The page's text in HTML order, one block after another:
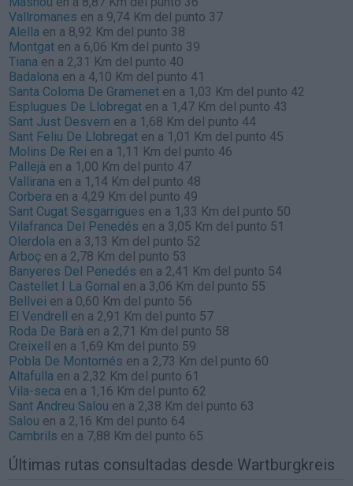
Vallromanes en a 9,74 Km del punto 37
Alella en a 8,92 Km del punto 38
Montgat en a 6,06 Km del punto 39
Tiana en a 2,31 Km del punto 40
Badalona en a 4,10 Km del punto 41
Santa Coloma De Gramenet en a 1,03 Km del punto 42
Esplugues De Llobregat en a 1,47 Km del punto 43
Sant Just Desvern en a 1,68 Km del punto 44
Sant Feliu De Llobregat en a 1,01 Km del punto 45
Molins De Rei en a 1,11 Km del punto 46
Pallejà en a 1,00 Km del punto 47
Vallirana en a 1,14 Km del punto 48
Corbera en a 4,29 Km del punto 49
Sant Cugat Sesgarrigues en a 1,33 Km del punto 50
Vilafranca Del Penedés en a 3,05 Km del punto 51
Olerdola en a 3,13 Km del punto 52
Arboç en a 2,78 Km del punto 53
Banyeres Del Penedés en a 2,41 Km del punto 54
Castellet I La Gornal en a 3,06 Km del punto 55
Bellvei en a 0,60 Km del punto 56
El Vendrell en a 2,91 Km del punto 57
Roda De Barà en a 2,71 Km del punto 58
Creixell en a 1,69 Km del punto 59
Pobla De Montornés en a 2,73 Km del punto 60
Altafulla en a 2,32 Km del punto 61
Vila-seca en a 1,16 Km del punto 62
Sant Andreu Salou en a 2,38 Km del punto 63
Salou en a 2,16 Km del punto 64
Cambrils en a 7,88 Km del punto 65
Últimas rutas consultadas desde Wartburgkreis